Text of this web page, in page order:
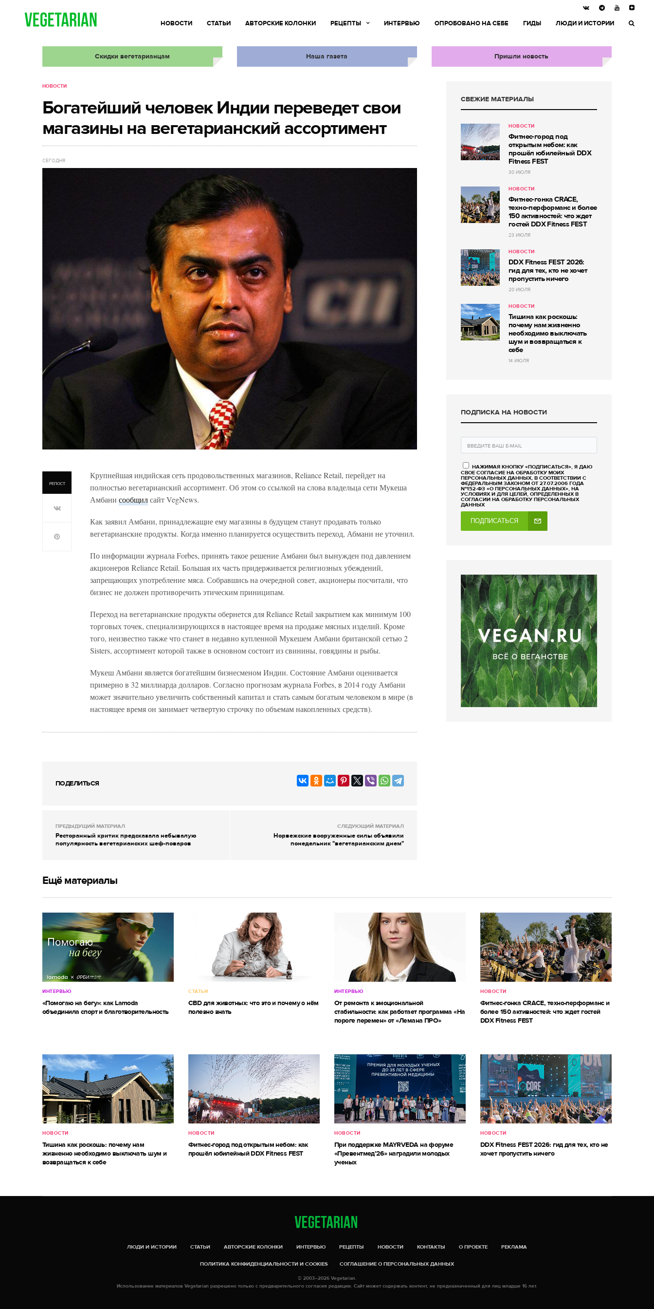
НОВОСТИ СТАТЬИ АВТОРСКИЕ КОЛОНКИ РЕЦЕПТЫ ИНТЕРВЬЮ ОПРОБОВАНО НА СЕБЕ ГИДЫ ЛЮДИ И ИСТОРИИ
Скидки вегетарианцам Наша газета Пришли новость
НОВОСТИ
Богатейший человек Индии переведет свои
магазины на вегетарианский ассортимент
СЕГОДНЯ
РЕПОСТ
Крупнейшая индийская сеть продовольственных магазинов, Reliance Retail, перейдет на
полностью вегетарианский ассортимент. Об этом со ссылкой на слова владельца сети Мукеша
Амбани сообщилсайт VegNews.
Как заявил Амбани, принадлежащие ему магазины в будущем станут продавать только
вегетарианские продукты. Когда именно планируется осуществить переход, Абмани не уточнил.
По информации журнала Forbes, принять такое решение Амбани был вынужден под давлением
акционеров Reliance Retail. Большая их часть придерживается религиозных убеждений,
запрещающих употребление мяса. Собравшись на очередной совет, акционеры посчитали, что
бизнес не должен противоречить этическим приниципам.
Переход на вегетарианские продукты обернется для Reliance Retail закрытием как минимум 100
торговых точек, специализирующихся в настоящее время на продаже мясных изделий. Кроме
того, неизвестно также что станет в недавно купленной Мукешем Амбани британской сетью 2
Sisters, ассортимент которой также в основном состоит из свинины, говядины и рыбы.
Мукеш Амбани является богатейшим бизнесменом Индии. Состояние Амбани оценивается
примерно в 32 миллиарда долларов. Согласно прогнозам журнала Forbes, в 2014 году Амбани
может значительно увеличить собственный капитал и стать самым богатым человеком в мире (в
настоящее время он занимает четвертую строчку по объемам накопленных средств).
ПОДЕЛИТЬСЯ
ПРЕДЫДУЩИЙ МАТЕРИАЛ
Ресторанный критик предсказала небывалую
популярность вегетарианских шеф-поваров
СЛЕДУЮЩИЙ МАТЕРИАЛ
Норвежские вооруженные силы объявили
понедельник "вегетарианским днем"
СВЕЖИЕ МАТЕРИАЛЫ
НОВОСТИ
Фитнес-город под
открытым небом: как
прошёл юбилейный DDX
Fitness FEST
30 ИЮЛЯ
НОВОСТИ
Фитнес-гонка CRACE,
техно-перформанс и более
150 активностей: что ждет
гостей DDX Fitness FEST
23 ИЮЛЯ
НОВОСТИ
DDX Fitness FEST 2026:
гид для тех, кто не хочет
пропустить ничего
20 ИЮЛЯ
НОВОСТИ
Тишина как роскошь:
почему нам жизненно
необходимо выключать
шум и возвращаться к
себе
14 ИЮЛЯ
ПОДПИСКА НА НОВОСТИ
НАЖИМАЯ КНОПКУ «ПОДПИСАТЬСЯ», Я ДАЮ
СВОЕ СОГЛАСИЕ НА ОБРАБОТКУ МОИХ
ПЕРСОНАЛЬНЫХ ДАННЫХ, В СООТВЕТСТВИИ С
ФЕДЕРАЛЬНЫМ ЗАКОНОМ ОТ 27.07.2006 ГОДА
№152-ФЗ «О ПЕРСОНАЛЬНЫХ ДАННЫХ», НА
УСЛОВИЯХ И ДЛЯ ЦЕЛЕЙ, ОПРЕДЕЛЕННЫХ В
СОГЛАСИИ НА ОБРАБОТКУ ПЕРСОНАЛЬНЫХ
ДАННЫХ
ПОДПИСАТЬСЯ
Ещё материалы
ИНТЕРВЬЮ
«Помогаю на бегу»: как Lamoda
объединила спорт и благотворительность
СТАТЬИ
CBD для животных: что это и почему о нём
полезно знать
ИНТЕРВЬЮ
От ремонта к эмоциональной
стабильности: как работает программа «На
пороге перемен» от «Лемана ПРО»
НОВОСТИ
Фитнес-гонка CRACE, техно-перформанс и
более 150 активностей: что ждет гостей
DDX Fitness FEST
НОВОСТИ
Тишина как роскошь: почему нам
жизненно необходимо выключать шум и
возвращаться к себе
НОВОСТИ
Фитнес-город под открытым небом: как
прошёл юбилейный DDX Fitness FEST
НОВОСТИ
При поддержке MAYRVEDA на форуме
«Превентмед’26» наградили молодых
ученых
НОВОСТИ
DDX Fitness FEST 2026: гид для тех, кто не
хочет пропустить ничего
ЛЮДИ И ИСТОРИИ СТАТЬИ АВТОРСКИЕ КОЛОНКИ ИНТЕРВЬЮ РЕЦЕПТЫ НОВОСТИ КОНТАКТЫ О ПРОЕКТЕ РЕКЛАМА
ПОЛИТИКА КОНФИДЕНЦИАЛЬНОСТИ И COOKIES СОГЛАШЕНИЕ О ПЕРСОНАЛЬНЫХ ДАННЫХ
© 2003–2026 Vegetarian.
Использование материалов Vegetarian разрешено только с предварительного согласия редакции. Сайт может содержать контент, не предназначенный для лиц младше 16 лет.